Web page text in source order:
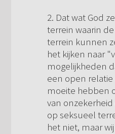
2. Dat wat God
terrein waarin
terrein kunnen
het kijken naar
mogelijkheden
een open relatie
moeite hebben
van
op seksueel
het niet, maar